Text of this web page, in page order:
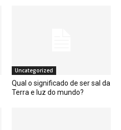
Uncategorized
Qual o significado de ser sal da
Terra e luz do mundo?